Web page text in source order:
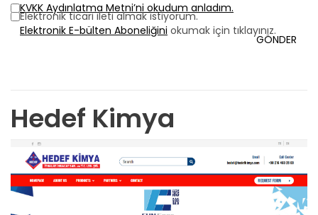
KVKK Aydınlatma Metni’ni okudum anladım.
Elektronik ticari ileti almak istiyorum.
Elektronik E-bülten Aboneliğini okumak için tıklayınız.
GÖNDER
Hedef Kimya